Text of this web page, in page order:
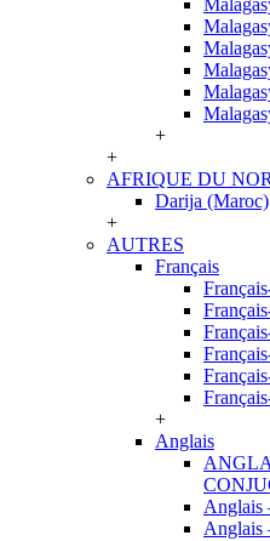
+
+
AFRIQUE DU
Darija (Maroc)
+
AUTRES
Français
+
Anglais
Anglais
Anglais